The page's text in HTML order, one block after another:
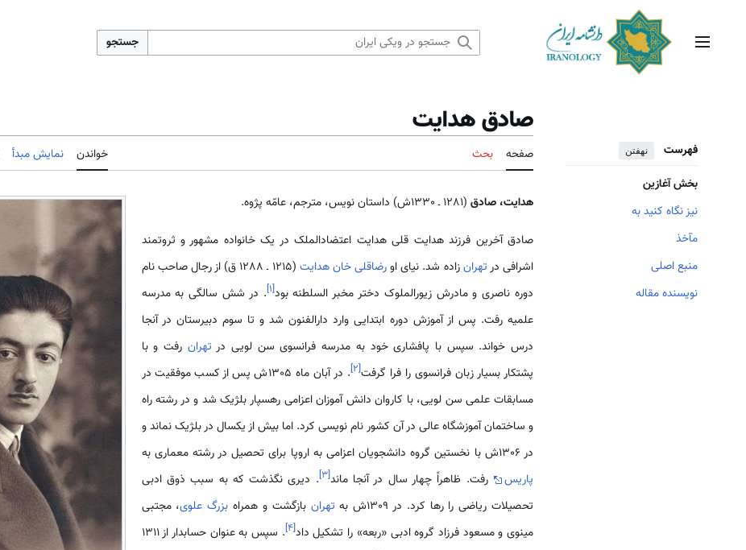
منوی اصلی جستجو
فهرست نهفتن
بخش آغازین
نیز نگاه کنید به
مآخذ
منبع اصلی
نویسنده مقاله
صادق هدایت
صفحه بحث خواندن نمایش مبدأ
هدایت، صادق (1281 ـ 1330ش) داستان نویس، ‌مترجم، عامّه پژوه.
صادق آخرین فرزند هدایت قلی هدایت اعتضادالملک در یک خانواده مشهور و ثروتمند
اشرافی درتهرانزاده شد. نیای اورضاقلی خان هدایت
(1215 ـ 1288 ق) از رجال صاحب نام
دوره ناصری و مادرش زیورالملوک دختر مخبر السلطنه بود[۱]. در شش سالگی به مدرسه
علمیه رفت. پس از آموزش دوره‌ ابتدایی وارد دارالفنون شد و تا سوم دبیرستان در آنجا
درس خواند. سپس با پافشاری خود به مدرسه فرانسوی سن لویی در تهران رفت و با
پشتکار بسیار زبان فرانسوی را فرا گرفت[۲]
. در آبان ماه 1305ش پس از کسب موفقیت در
مسابقات علمی سن لویی، با کاروان دانش آموزان اعزامی رهسپار بلژیک شد و در رشته راه
و ساختمان آموزشگاه عالی در آن کشور نام نویسی کرد. اما بیش از یکسال در بلژیک نماند و
در 1306ش با نخستین گروه دانشجویان اعزامی به اروپا برای تحصیل در رشته معماری به
پاریس
رفت. ظاهراً چهار سال در آنجا ماند[۳]. دیری نگذشت که به سبب ذوق ادبی
تحصیلات ریاضی را رها کرد. در 1309ش به
تهران بازگشت و همراه بزرگ علوی، ‌مجتبی
مینوی و مسعود فرزاد گروه ادبی «ربعه» را تشکیل داد[۴]
. سپس به عنوان حسابدار از 1311